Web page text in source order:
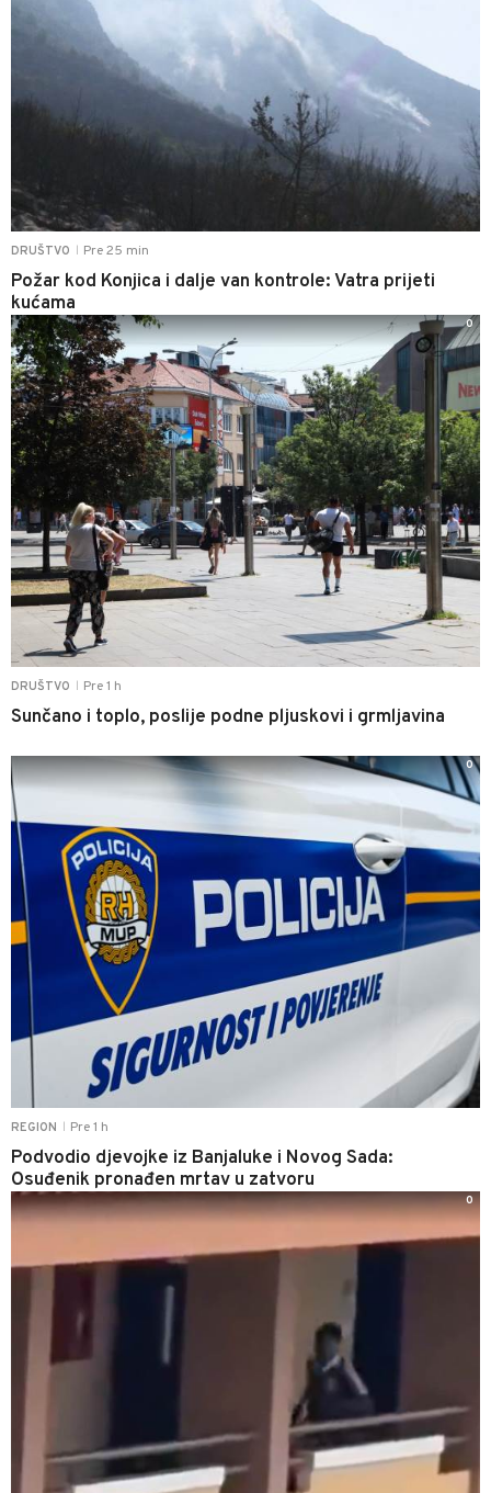
DRUŠTVO Pre 25 min
Požar kod Konjica i dalje van kontrole: Vatra prijeti
kućama
DRUŠTVO Pre 1 h
Sunčano i toplo, poslije podne pljuskovi i grmljavina
0
REGION Pre 1 h
Podvodio djevojke iz Banjaluke i Novog Sada:
Osuđenik pronađen mrtav u zatvoru
0
0